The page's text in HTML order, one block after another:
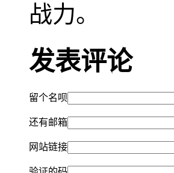
战力。
发表评论
留个名呗
还有邮箱
网站链接